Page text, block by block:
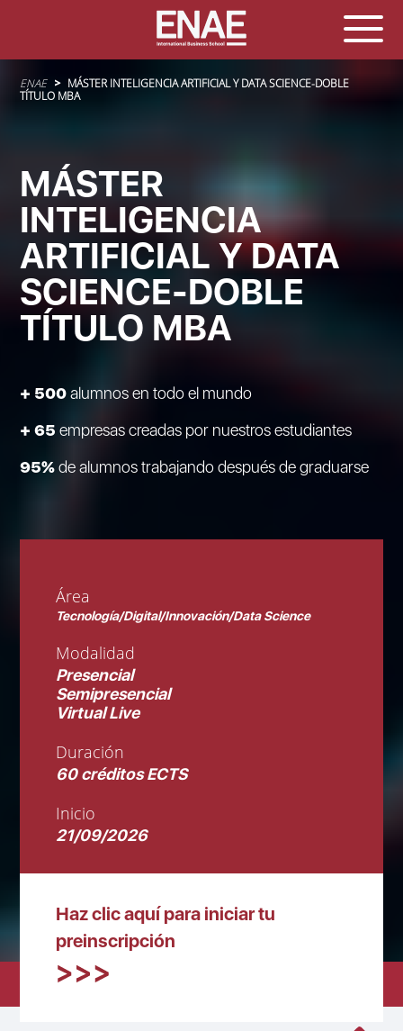
Sobrescribir enlaces de ayuda a la navegación
ENAE
MÁSTER INTELIGENCIA ARTIFICIAL Y DATA SCIENCE-DOBLE
TÍTULO MBA
MÁSTER
INTELIGENCIA
ARTIFICIAL Y DATA
SCIENCE-DOBLE
TÍTULO MBA
+ 500alumnos en todo el mundo
+ 65empresas creadas por nuestros estudiantes
95%de alumnos trabajando después de graduarse
Área
Tecnología/Digital/Innovación/Data Science
Modalidad
Presencial
Semipresencial
Virtual Live
Duración
60 créditos ECTS
Inicio
21/09/2026
Haz clic aquí para iniciar tu
preinscripción